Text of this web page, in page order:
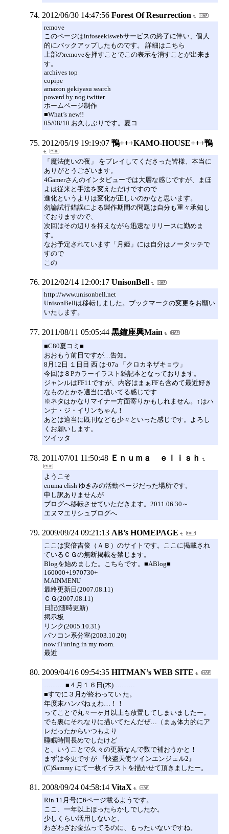
2012/06/30 14:47:56 Forest Of Resurrection
remove
このページはinfoseekiswebサービスの終了に伴い、個人
的にバックアップしたものです。 詳細はこちら
上部のremoveを押すことでこの表示を消すことが出来ま
す。
archives top
copipe
amazon gekiyasu search
powerd by nog twitter
ホームページ制作
■What’s new!!
05/08/10 お久しぶりです。夏コ
2012/05/19 19:19:07 鴨+++KAMO-HOUSE+++鴨
「魔法使いの夜」 をプレイしてくださった皆様、本当に
ありがとうございます。
4Gamerさんのインタビューでは大層な感じですが、まほ
よは従来と手法を変えただけですので
進化というよりは変化が正しいのかなと思います。
勿論試行錯誤による製作期間の問題は自分も重々承知し
ておりますので、
次回はその辺りを抑えながら迅速なリリースに勤めま
す。
なお予定されています「月姫」には自分はノータッチで
すので
この
2012/02/14 12:00:17 UnisonBell
http://www.unisonbell.net
UnisonBellは移転しました。ブックマークの変更をお願い
いたします。
2011/08/11 05:05:44 黒鐘座興Main
■C80夏コミ■
おおもう前日ですが…告知。
8月12日 １日目 西 は-07a 「クロカネザキョウ」
今回は８Pカラーイラスト雑記本となっております。
ジャンルはFF11ですが、内容はまぁFFも含めて最近好き
なものとかを適当に描いてる感じです
※ネタはかなりマイナー方面寄りかもしれません。↑はハ
ンナ・ジ・イリンちゃん！
あとは適当に既刊なども少々といった感じです。よろし
くお願いします。
ツイッタ
2011/07/01 11:50:48 Ｅｎｕｍａ ｅｌｉｓｈ
ようこそ
enuma elish ゆきみの活動ページだった場所です。
申し訳ありませんが
ブログへ移転させていただきます。2011.06.30～
エヌマエリシュブログへ
2009/09/24 09:21:13 AB’s HOMEPAGE
ここは安倍吉俊（ＡＢ）のサイトです。ここに掲載され
ているＣＧの無断掲載を禁じます。
Blogを始めました。こちらです。■ABlog■
160000+1970730+
MAINMENU
最終更新日(2007.08.11)
ＣＧ(2007.08.11)
日記(随時更新)
掲示板
リンク(2005.10.31)
パソコン系分室(2003.10.20)
now iTuning in my room.
最近
2009/04/16 09:54:35 HITMAN’s WEB SITE
……… ■４月１６日(木) ………
■すでに３月が終わってい た。
年度末ハンパねぇわ…！！
ってことで丸々一ヶ月以上も放置してしまいましたー。
でも裏にそれなりに描いてたんだぜ…（まぁ体力的にア
レだったからいつもより
睡眠時間長めでしたけど
と、いうことで久々の更新なんで数で補おうかと！
まずは今更ですが 『快盗天使ツインエンジェル2』
(C)Sammy にて一枚イラストを描かせて頂きましたー。
2008/09/24 04:58:14 VitaX
Rin 11月号に6ページ載るようです。
ここ、一年以上ほったらかしでしたか。
少しくらい活用しないと、
わざわざお金払ってるのに、もったいないですね。